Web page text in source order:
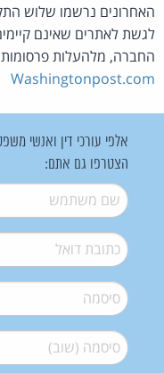
האחרונים נרשמו שלוש
לגשת לאתרים שאינם
החברה, מלהעלות
Washingtonpost.com
אלפי עורכי דין ואנשי
הצטרפו גם אתם:
שם משתמש*
דואל*
סיסמה*
סיסמה (שוב)*